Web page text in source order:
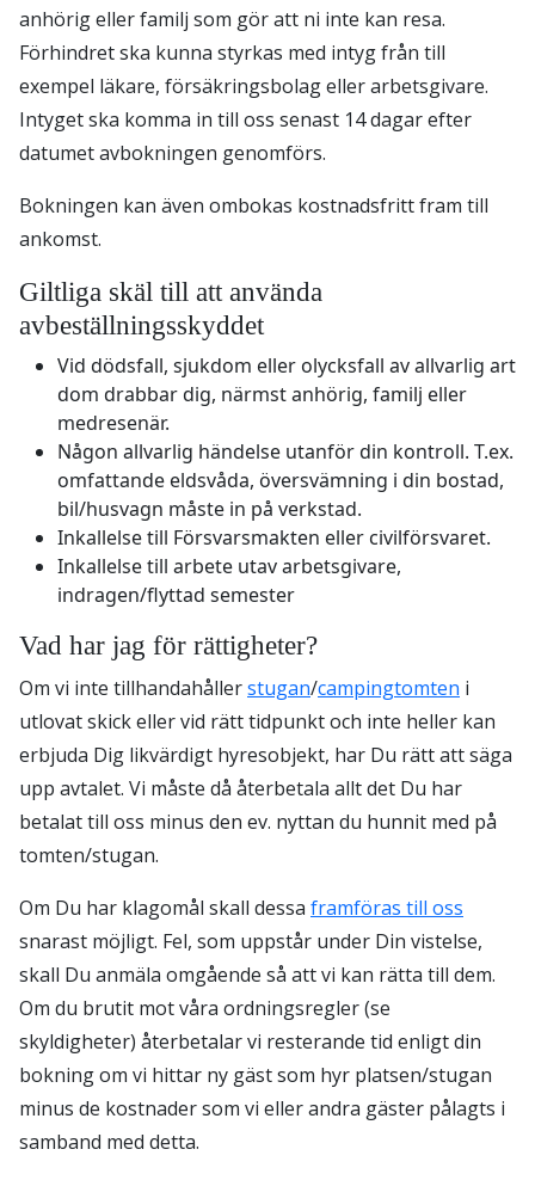
anhörig eller familj som gör att ni inte kan resa.
Förhindret ska kunna styrkas med intyg från till
exempel läkare, försäkringsbolag eller arbetsgivare.
Intyget ska komma in till oss senast 14 dagar efter
datumet avbokningen genomförs.
Bokningen kan även ombokas kostnadsfritt fram till
ankomst.
Giltliga skäl till att använda
avbeställningsskyddet
Vid dödsfall, sjukdom eller olycksfall av allvarlig art
dom drabbar dig, närmst anhörig, familj eller
medresenär.
Någon allvarlig händelse utanför din kontroll. T.ex.
omfattande eldsvåda, översvämning i din bostad,
bil/husvagn måste in på verkstad.
Inkallelse till Försvarsmakten eller civilförsvaret.
Inkallelse till arbete utav arbetsgivare,
indragen/flyttad semester
Vad har jag för rättigheter?
Om vi inte tillhandahållerstugan/campingtomten i
utlovat skick eller vid rätt tidpunkt och inte heller kan
erbjuda Dig likvärdigt hyresobjekt, har Du rätt att säga
upp avtalet. Vi måste då återbetala allt det Du har
betalat till oss minus den ev. nyttan du hunnit med på
tomten/stugan.
Om Du har klagomål skall dessa framföras till oss
snarast möjligt. Fel, som uppstår under Din vistelse,
skall Du anmäla omgående så att vi kan rätta till dem.
Om du brutit mot våra ordningsregler (se
skyldigheter) återbetalar vi resterande tid enligt din
bokning om vi hittar ny gäst som hyr platsen/stugan
minus de kostnader som vi eller andra gäster pålagts i
samband med detta.